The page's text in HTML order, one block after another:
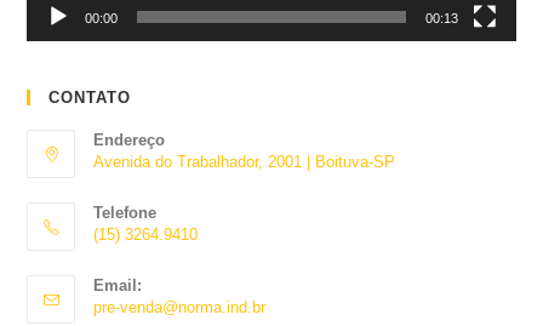
00:00 00:13
CONTATO
Endereço
Avenida do Trabalhador, 2001 | Boituva-SP
Telefone
(15) 3264.9410
em
seu
Email:
pre-venda@norma.ind.brAbre